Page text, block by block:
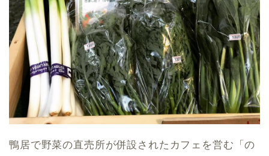
鴨居で野菜の直売所が併設されたカフェを営む「の